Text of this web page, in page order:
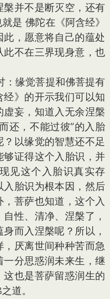
并不是断灭空，还有
是 佛陀在《阿含经》
，愿意将自己的蕴处
不在三界现身意，也
缘觉菩提和佛菩提有
》的开示我们可以知
妄，知道入无余涅槃
还，不能过彼”的入胎
以缘觉的智慧还不足
证得这个入胎识，并
见这个入胎识真实存
胎识为根本因，然后
菩萨也知道，这个入
性、清净、涅槃了，
而入涅槃呢？所以，
厌离世间种种苦而急
分思惑润未来生，继
也是菩萨留惑润生的
道。